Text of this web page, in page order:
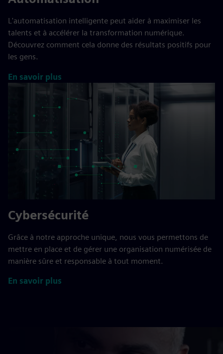
L'automatisation intelligente peut aider à maximiser les
talents et à accélérer la transformation numérique.
Découvrez comment cela donne des résultats positifs pour
les gens.
En savoir plus
Cybersécurité
Grâce à notre approche unique, nous vous permettons de
mettre en place et de gérer une organisation numérisée de
manière sûre et responsable à tout moment.
En savoir plus